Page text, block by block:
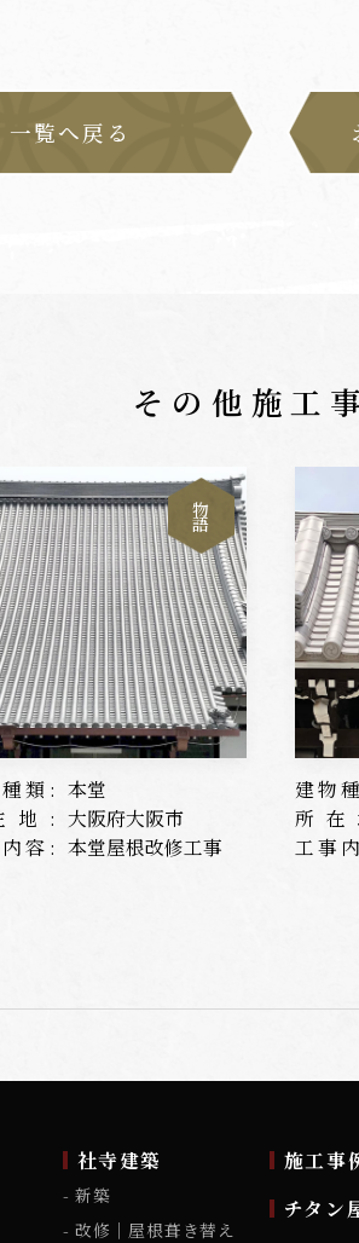
一覧へ戻る
その他施工
物
語
類: 本堂
地: 大阪府大阪市
容: 本堂屋根改修工事
建物
所
工事
社寺建築
新築
改修｜屋根葺き替え
施工事
チタン